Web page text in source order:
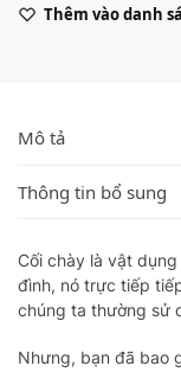
Thêm vào danh
Mô tả
Thông tin bổ sung
Cối chày là vật
đình, nó trực tiếp
chúng ta thường sử
Nhưng, bạn đã bao